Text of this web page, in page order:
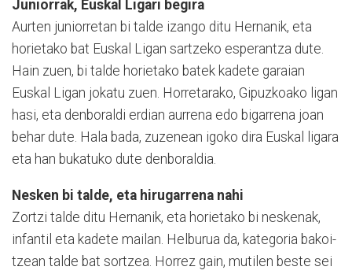
Juniorrak, Euskal Ligari begira
Aurten juniorretan bi talde izango ditu Hernanik, eta
horietako bat Euskal Ligan sartzeko esperantza dute.
Hain zuen, bi talde horietako batek kadete ga­raian
Euskal Ligan jokatu zue­n. Ho­rre­tarako, Gipuzkoako ligan
hasi, eta denboraldi erdian aurrena edo bigarrena joan
behar dute. Hala bada, zuzenean igoko dira Euskal ligara
eta han bukatuko dute denboraldia.
Nesken bi talde, eta hirugarrena nahi
Zortzi talde ditu Hernanik, eta horietako bi neskenak,
infantil eta kadete mailan. Hel­burua da, kategoria ba­koi­
tzean talde bat sortzea. Horrez gain, mutilen beste sei